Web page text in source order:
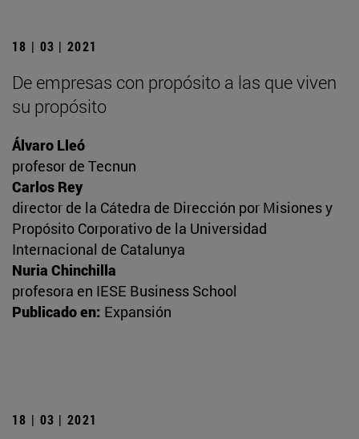
18 | 03 | 2021
De empresas con propósito a las que viven
su propósito
Álvaro Lleó
profesor de Tecnun
Carlos Rey
director de la Cátedra de Dirección por Misiones y
Propósito Corporativo de la Universidad
Internacional de Catalunya
Nuria Chinchilla
profesora en IESE Business School
Publicado en: Expansión
18 | 03 | 2021